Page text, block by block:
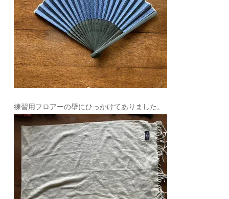
練習用フロアーの壁にひっかけてありました。